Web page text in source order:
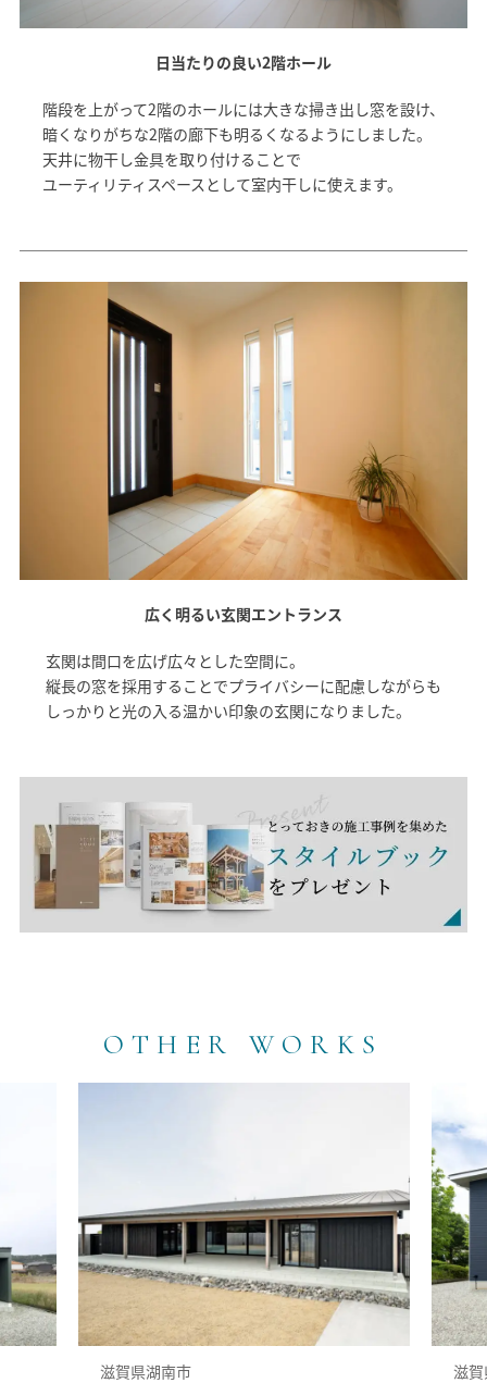
日当たりの良い2階ホール
階段を上がって2階のホールには大きな掃き出し窓を設け、
暗くなりがちな2階の廊下も明るくなるようにしました。
天井に物干し金具を取り付けることで
ユーティリティスペースとして室内干しに使えます。
広く明るい玄関エントランス
玄関は間口を広げ広々とした空間に。
縦長の窓を採用することでプライバシーに配慮しながらも
しっかりと光の入る温かい印象の玄関になりました。
OTHER WORKS